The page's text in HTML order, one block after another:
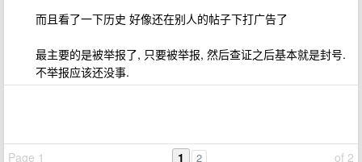
而且看了一下历史 好像还在别人的帖子下打广告了
最主要的是被举报了, 只要被举报, 然后查证之后基本就是封号.
不举报应该还没事.
Page 1 of 2
1 2